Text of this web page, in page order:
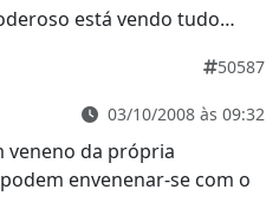
está vendo tudo…
50587
03/10/2008 às 09:32
veneno da própria
envenenar-se com o